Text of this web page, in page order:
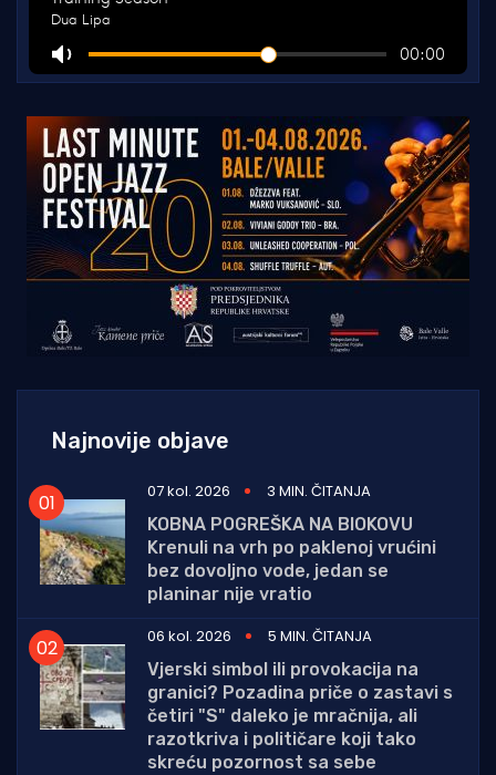
Najnovije objave
07 kol. 2026
3 MIN. ČITANJA
KOBNA POGREŠKA NA BIOKOVU
Krenuli na vrh po paklenoj vrućini
bez dovoljno vode, jedan se
planinar nije vratio
06 kol. 2026
5 MIN. ČITANJA
Vjerski simbol ili provokacija na
granici? Pozadina priče o zastavi s
četiri "S" daleko je mračnija, ali
razotkriva i političare koji tako
skreću pozornost sa sebe